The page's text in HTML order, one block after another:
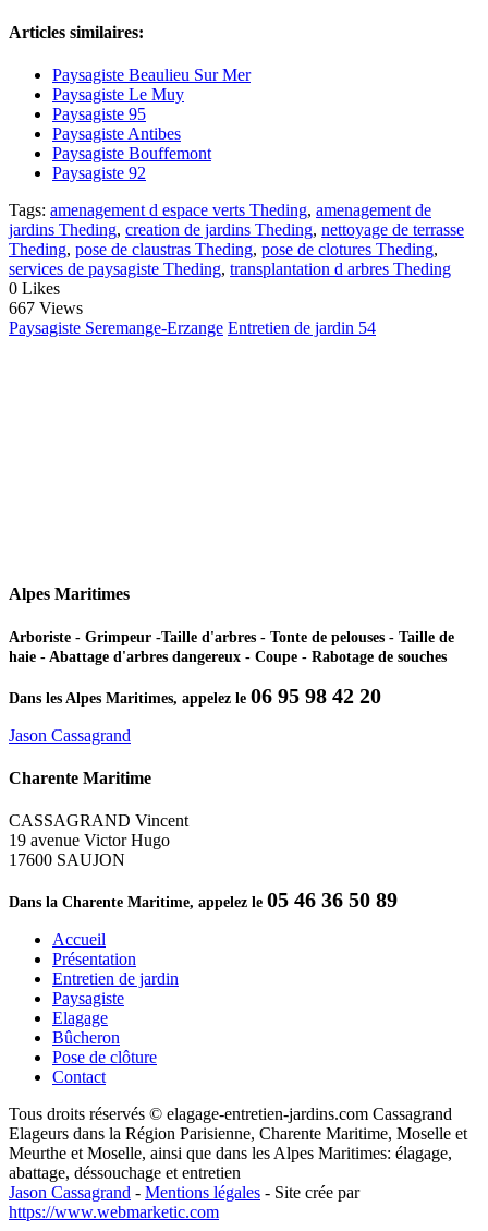
Articles similaires:
Paysagiste Beaulieu Sur Mer
Paysagiste Le Muy
Paysagiste 95
Paysagiste Antibes
Paysagiste Bouffemont
Paysagiste 92
Tags: amenagement d espace verts Theding, amenagement de
jardins Theding, creation de jardins Theding, nettoyage de terrasse
Theding, pose de claustras Theding, pose de clotures Theding,
services de paysagiste Theding, transplantation d arbres Theding
0 Likes
667 Views
Paysagiste Seremange-Erzange Entretien de jardin 54
Alpes Maritimes
Arboriste - Grimpeur -Taille d'arbres - Tonte de pelouses - Taille de
haie - Abattage d'arbres dangereux - Coupe - Rabotage de souches
Dans les Alpes Maritimes, appelez le 06 95 98 42 20
Jason Cassagrand
Charente Maritime
CASSAGRAND Vincent
19 avenue Victor Hugo
17600 SAUJON
Dans la Charente Maritime, appelez le 05 46 36 50 89
Accueil
Présentation
Entretien de jardin
Paysagiste
Elagage
Bûcheron
Pose de clôture
Contact
Tous droits réservés © elagage-entretien-jardins.com Cassagrand
Elageurs dans la Région Parisienne, Charente Maritime, Moselle et
Meurthe et Moselle, ainsi que dans les Alpes Maritimes: élagage,
abattage, déssouchage et entretien
Jason Cassagrand - Mentions légales - Site crée par
https://www.webmarketic.com